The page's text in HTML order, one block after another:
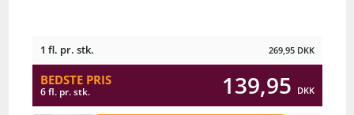
1 fl. pr. stk. 269,95 DKK
BEDSTE PRIS
6 fl. pr. stk. 139,95 DKK